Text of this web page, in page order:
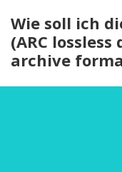
Wie soll ich
(ARC
archive